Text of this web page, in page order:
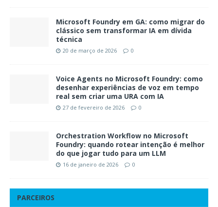
Microsoft Foundry em GA: como migrar do
clássico sem transformar IA em dívida
técnica
20 de março de 2026 0
Voice Agents no Microsoft Foundry: como
desenhar experiências de voz em tempo
real sem criar uma URA com IA
27 de fevereiro de 2026 0
Orchestration Workflow no Microsoft
Foundry: quando rotear intenção é melhor
do que jogar tudo para um LLM
16 de janeiro de 2026 0
PARCEIROS